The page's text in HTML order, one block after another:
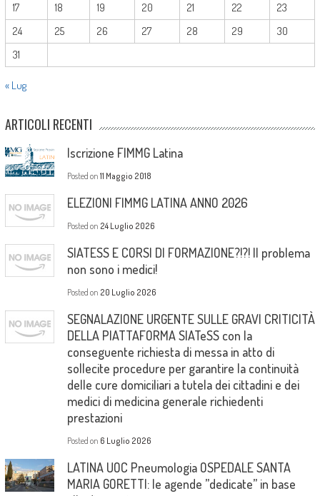
17
18 19 20 21 22
23
24
25 26 27 28 29
30
31
« Lug
ARTICOLI RECENTI
Iscrizione FIMMG Latina
Posted on 11 Maggio 2018
ELEZIONI FIMMG LATINA ANNO 2026
Posted on 24 Luglio 2026
SIATESS E CORSI DI FORMAZIONE?!?! Il problema
non sono i medici!
Posted on 20 Luglio 2026
SEGNALAZIONE URGENTE SULLE GRAVI CRITICITÀ
DELLA PIATTAFORMA SIATeSS con la
conseguente richiesta di messa in atto di
sollecite procedure per garantire la continuità
delle cure domiciliari a tutela dei cittadini e dei
medici di medicina generale richiedenti
prestazioni
Posted on 6 Luglio 2026
LATINA UOC Pneumologia OSPEDALE SANTA
MARIA GORETTI: le agende ”dedicate” in base